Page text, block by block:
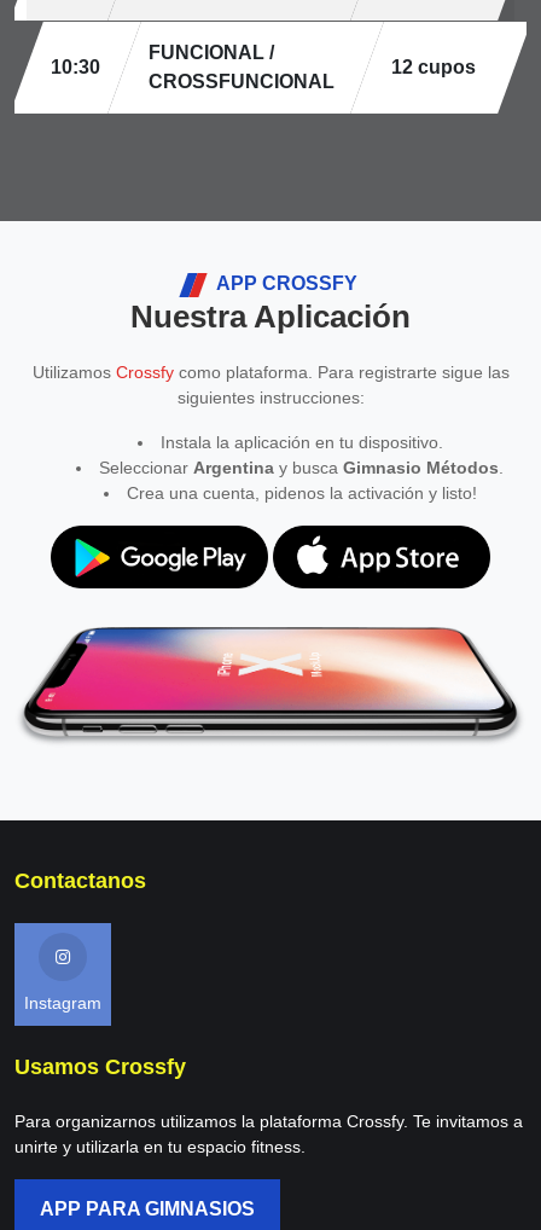
10:30
FUNCIONAL /
CROSSFUNCIONAL
12 cupos
APP CROSSFY
Nuestra Aplicación
Utilizamos Crossfycomo plataforma. Para registrarte sigue las
siguientes instrucciones:
Instala la aplicación en tu dispositivo.
Seleccionar Argentina y busca Gimnasio Métodos
Crea una cuenta, pidenos la activación y listo!
Contactanos
Instagram
Usamos Crossfy
Para organizarnos utilizamos la plataforma Crossfy. Te invitamos a
unirte y utilizarla en tu espacio fitness.
APP PARA GIMNASIOS